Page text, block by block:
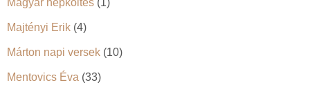
Majtényi Erik (4)
Márton napi versek (10)
Mentovics Éva (33)